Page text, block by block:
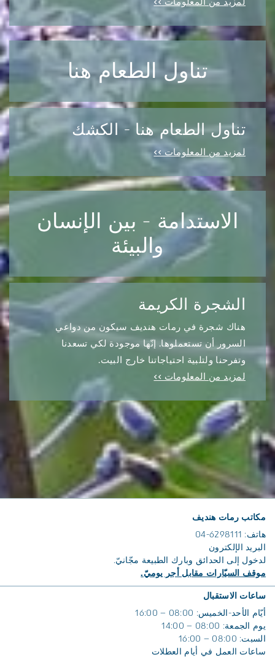
تناول الطعام هنا
تناول الطعام هنا - الكشك
لمزيد من المعلومات >>
الاستدامة - بين الإنسان
والبيئة
الشجرة الكريمة
هناك شجرة في رمات هنديف سيكون من دواعي
السرور أن تستعملوها. إنّها موجودة لكي تسعدنا
وتفرحنا ولتلبية احتياجاتنا خارج البيت.
لمزيد من المعلومات >>
مكاتب رمات هنديف
هاتف: 6298111-04
البريد الإلكترون
لدخول إلى الحدائق وبارك الطبيعة مجّانيّ.
موقف السيّارات مقابل أجر يوميّ.
ساعات الاستقبال
أيّام الأحد-الخميس: 08:00 – 16:00
يوم الجمعة: 08:00 – 14:00
السبت: 08:00 – 16:00
ساعات العمل في أيام العطلات